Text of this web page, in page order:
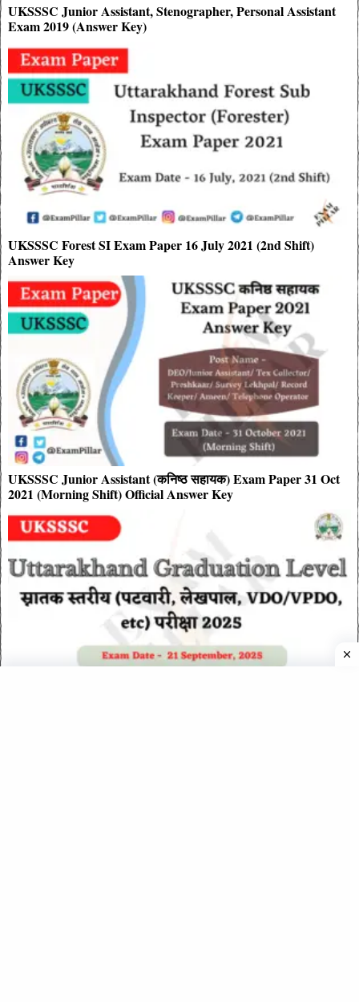
UKSSSC Junior Assistant, Stenographer, Personal Assistant
Exam 2019 (Answer Key)
UKSSSC Forest SI Exam Paper 16 July 2021 (2nd Shift)
Answer Key
UKSSSC Junior Assistant (कनिष्ठ सहायक) Exam Paper 31 Oct
2021 (Morning Shift) Official Answer Key